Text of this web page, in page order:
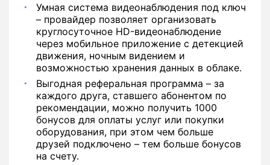
Умная система видеонаблюдения под ключ
– провайдер позволяет организовать
круглосуточное HD-видеонаблюдение
через мобильное приложение с детекцией
движения, ночным видением и
возможностью хранения данных в облаке.
Выгодная реферальная программа – за
каждого друга, ставшего абонентом по
рекомендации, можно получить 1000
бонусов для оплаты услуг или покупки
оборудования, при этом чем больше
друзей подключено – тем больше бонусов
на счету.